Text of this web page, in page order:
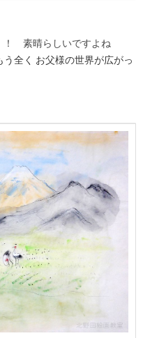
！ 素晴らしいですよね
全く お父様の世界が広がっ